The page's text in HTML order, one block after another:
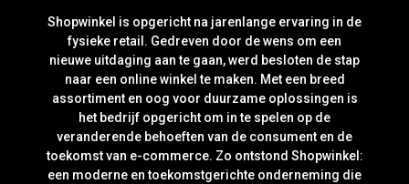
Shopwinkel is opgericht na jarenlange ervaring in de
fysieke retail. Gedreven door de wens om een
nieuwe uitdaging aan te gaan, werd besloten de stap
naar een online winkel te maken. Met een breed
assortiment en oog voor duurzame oplossingen is
het bedrijf opgericht om in te spelen op de
veranderende behoeften van de consument en de
toekomst van e-commerce. Zo ontstond Shopwinkel:
een moderne en toekomstgerichte onderneming die